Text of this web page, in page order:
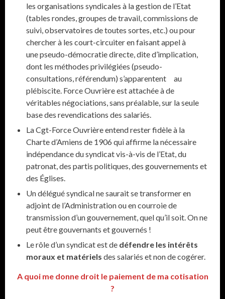
les organisations syndicales à la gestion de l’Etat
(tables rondes, groupes de travail, commissions de
suivi, observatoires de toutes sortes, etc.) ou pour
chercher à les court-circuiter en faisant appel à
une pseudo-démocratie directe, dite d’implication,
dont les méthodes privilégiées (pseudo-
consultations, référendum) s’apparentent au
plébiscite. Force Ouvrière est attachée à de
véritables négociations, sans préalable, sur la seule
base des revendications des salariés.
La Cgt-Force Ouvrière entend rester fidèle à la
Charte d’Amiens de 1906 qui affirme la nécessaire
indépendance du syndicat vis-à-vis de l’Etat, du
patronat, des partis politiques, des gouvernements et
des Églises.
Un délégué syndical ne saurait se transformer en
adjoint de l’Administration ou en courroie de
transmission d’un gouvernement, quel qu’il soit. On ne
peut être gouvernants et gouvernés !
Le rôle d’un syndicat est de défendre les intérêts
moraux et matériels des salariés et non de cogérer.
A quoi me donne droit le paiement de ma cotisation
?